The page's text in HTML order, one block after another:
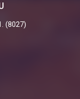
(8027)